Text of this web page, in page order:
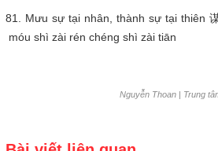
81. Mưu sự tại nhân, thành sự tại thiên
móu shì zài rén chéng shì zài tiān
Nguyễn Thoan | Trung